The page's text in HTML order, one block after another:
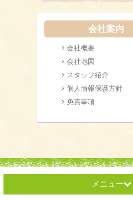
会社案内
会社概要
会社地図
スタッフ紹介
個人情報保護方針
免責事項
メニュー